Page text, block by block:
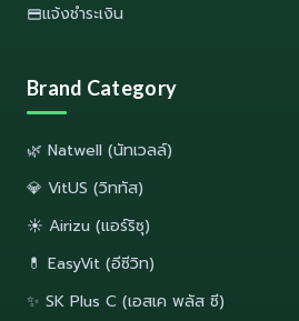
แจ้งชำระเงิน
Brand Category
🌿 Natwell (นัทเวลล์)
💎 VitUS (วิททัส)
☀️ Airizu (แอร์ริซุ)
💊 EasyVit (อีซีวิท)
✨ SK Plus C (เอสเค พลัส ซี)